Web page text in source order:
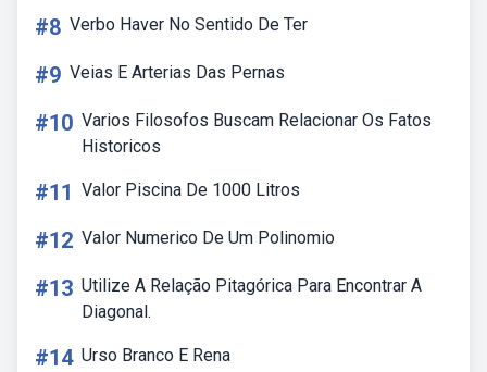
#8 Verbo Haver No Sentido De Ter
#9 Veias E Arterias Das Pernas
#10 Varios Filosofos Buscam Relacionar Os Fatos
Historicos
#11 Valor Piscina De 1000 Litros
#12 Valor Numerico De Um Polinomio
#13 Utilize A Relação Pitagórica Para Encontrar A
Diagonal.
#14 Urso Branco E Rena